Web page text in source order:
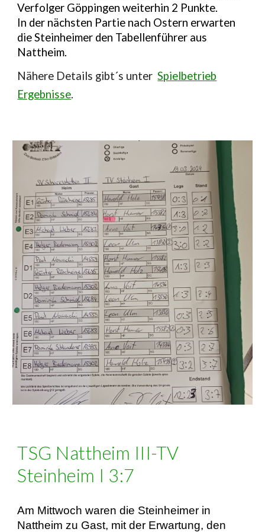
Verfolger Göppingen weiterhin 2 Punkte.
In der nächsten Partie nach Ostern erwarten
die Steinheimer den Tabellenführer aus
Nattheim.
Nähere Details gibt´s unterSpielbetrieb
Ergebnisse.
TSG Nattheim III-TV
Steinheim I 3:7
Am Mittwoch waren die Steinheimer in
Nattheim zu Gast, mit der Erwartung, den